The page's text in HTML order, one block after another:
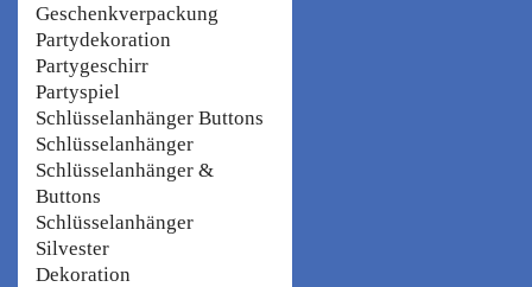
Geschenkverpackung
Partydekoration
Partygeschirr
Partyspiel
Schlüsselanhänger Buttons
Schlüsselanhänger
Schlüsselanhänger &
Buttons
Schlüsselanhänger
Silvester
Dekoration